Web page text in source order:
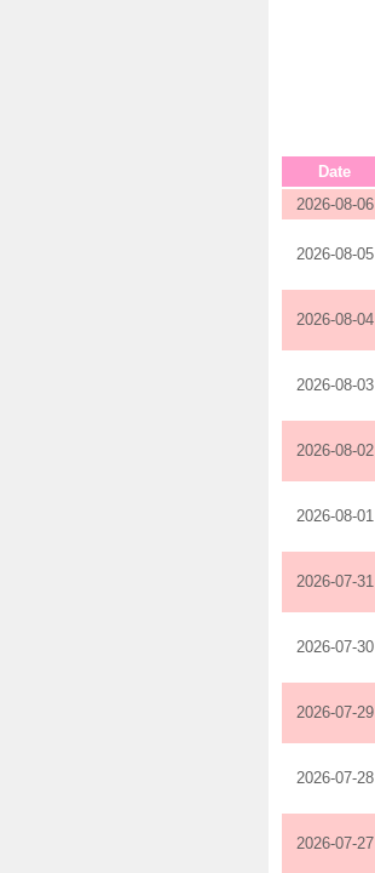
Date
2026-08-06
2026-08-05
2026-08-04
2026-08-03
2026-08-02
2026-08-01
2026-07-31
2026-07-30
2026-07-29
2026-07-28
2026-07-27